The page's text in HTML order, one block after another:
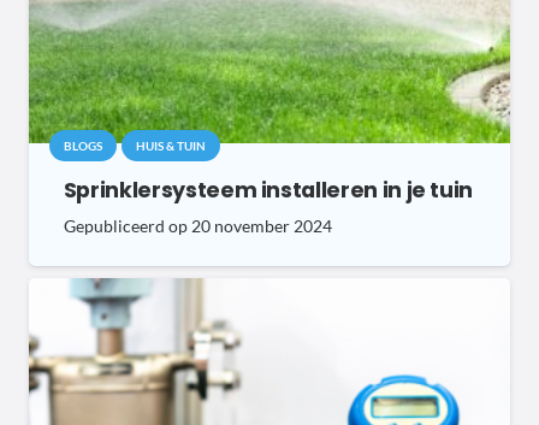
BLOGS HUIS & TUIN
Sprinklersysteem installeren in je tuin
Gepubliceerd op 20 november 2024